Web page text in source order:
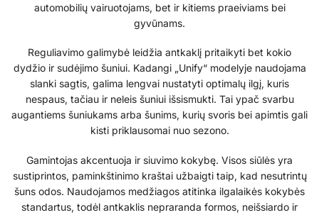
automobilių vairuotojams, bet ir kitiems praeiviams bei
gyvūnams.
Reguliavimo galimybė leidžia antkaklį pritaikyti bet kokio
dydžio ir sudėjimo šuniui. Kadangi „Unify“ modelyje naudojama
slanki sagtis, galima lengvai nustatyti optimalų ilgį, kuris
nespaus, tačiau ir neleis šuniui išsismukti. Tai ypač svarbu
augantiems šuniukams arba šunims, kurių svoris bei apimtis gali
kisti priklausomai nuo sezono.
Gamintojas akcentuoja ir siuvimo kokybę. Visos siūlės yra
sustiprintos, paminkštinimo kraštai užbaigti taip, kad nesutrintų
šuns odos. Naudojamos medžiagos atitinka ilgalaikės kokybės
standartus, todėl antkaklis nepraranda formos, neišsiardo ir